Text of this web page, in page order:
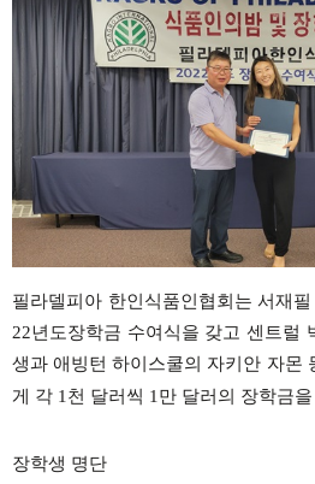
필라델피아 한인식품인협회는 서재
22년도장학금 수여식을 갖고 센트럴
생과 애빙턴 하이스쿨의 자키안 자몬
게
각 1천 달러씩 1만 달러의 장학금을
장학생 명단